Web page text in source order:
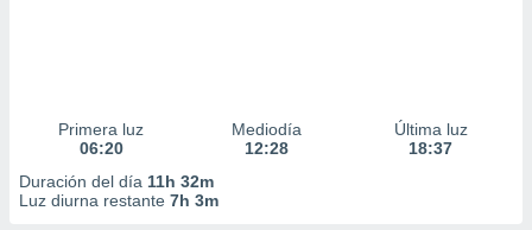
Primera luz
06:20
Mediodía
12:28
Última luz
18:37
Duración del día 11h 32m
Luz diurna restante 7h 3m